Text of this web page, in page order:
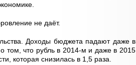
не даёт.
Доходы бюджета падают даже в
том, что рубль в 2014-м и даже в 2015
которая снизилась в 1,5 раза.